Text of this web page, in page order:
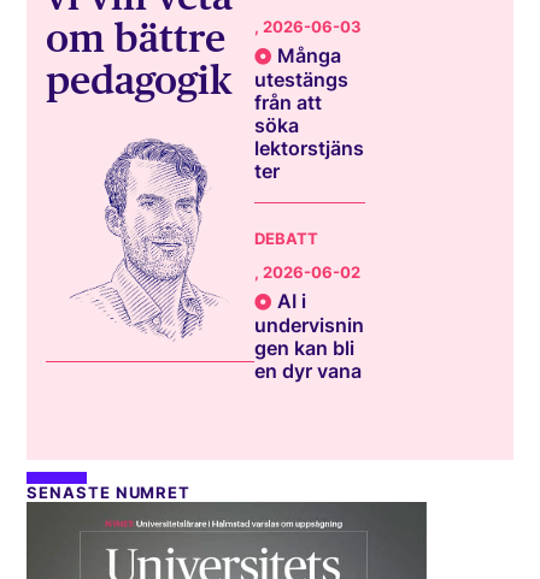
om bättre
pedagogik
, 2026-06-03
Många
utestängs
från att
söka
lektorstjäns
ter
DEBATT
, 2026-06-02
AI i
undervisnin
gen kan bli
en dyr vana
SENASTE NUMRET